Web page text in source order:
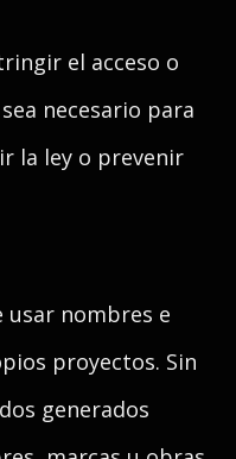
el acceso o
necesario para
la ley o prevenir
usar nombres e
proyectos. Sin
generados